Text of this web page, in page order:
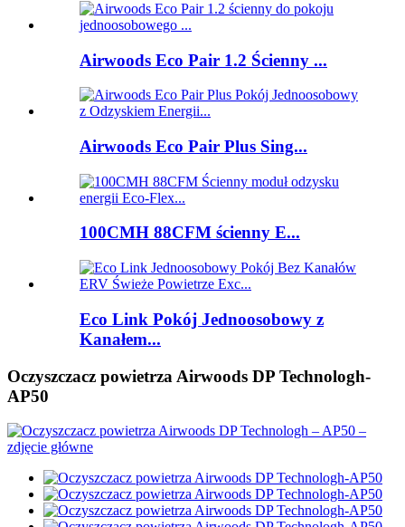
Airwoods Eco Pair 1.2 Ścienny ...
Airwoods Eco Pair Plus Sing...
100CMH 88CFM ścienny E...
Eco Link Pokój Jednoosobowy z
Kanałem...
Oczyszczacz powietrza Airwoods DP Technologh-
AP50